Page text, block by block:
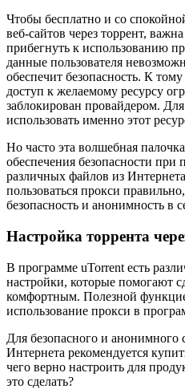
Чтобы бесплатно и со
веб-сайтов через торрент,
прибегнуть к использованию
данные пользователя
обеспечит безопасность. К
доступ к желаемому ресурсу
заблокирован провайдером.
использовать именно этот
Но часто эта волшебная
обеспечения безопасности при
различных файлов из
пользоваться прокси
безопасность и анонимность в
Настройка торрента
В программе uTorrent есть
настройки, которые помогают
комфортным. Полезной
использование прокси в
Для безопасного и анонимного
Интернета рекомендуется
чего верно настроить для
это сделать?